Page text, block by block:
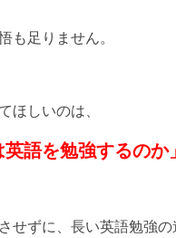
も足りません。
ほしいのは、
英語を勉強するのか」
せずに、長い英語勉強